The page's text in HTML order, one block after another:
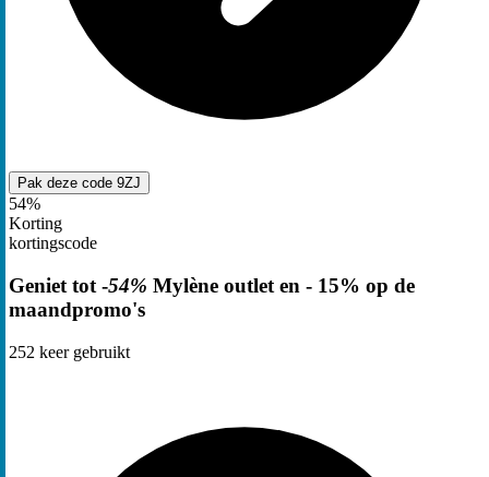
Pak deze code 9ZJ
54%
Korting
kortingscode
Geniet tot -54% Mylène outlet en - 15% op de
maandpromo's
252 keer gebruikt